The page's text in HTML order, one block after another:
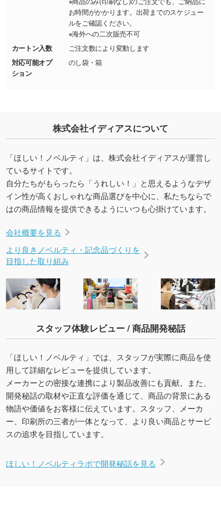
詳しく見る
お時間がかかります。出荷までのスケジュー
ルをご確認ください。
※海外への二次販売不可
カートン入数
ご注文数により変動します
対応可能オプ
ション
のし袋・箱
株式会社イディアスについて
「ほしい！ノベルティ」は、株式会社イディアスが運営し
ているサイトです。
自分たちがもらったら「うれしい！」と思えるようなデザ
イン性が高くおしゃれな商品選びを中心に、私たちならで
はの商品情報を提供できるようにいつも心掛けています。
会社概要を見る
より良きノベルティ・記念品づくりを
目指した取り組み
スタッフ体験レビュー / 商品開発秘話
「ほしい！ノベルティ」では、スタッフが実際に商品を使
用して詳細なレビューを提供しています。
メーカーとの密接な連携により製品改善にも貢献。また、
開発秘話の取材や正直な評価を通じて、商品の背景にある
物語や価値をお客様に伝えています。スタッフ、メーカ
ー、印刷所の三者が一体となって、より良い商品とサービ
スの追求を目指しています。
ほしい！ノベルティラボで開発秘話を見る